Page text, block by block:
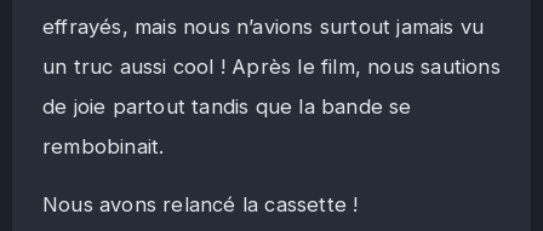
effrayés, mais nous n’avions surtout jamais vu
un truc aussi cool ! Après le film, nous sautions
de joie partout tandis que la bande se
rembobinait.
Nous avons relancé la cassette !